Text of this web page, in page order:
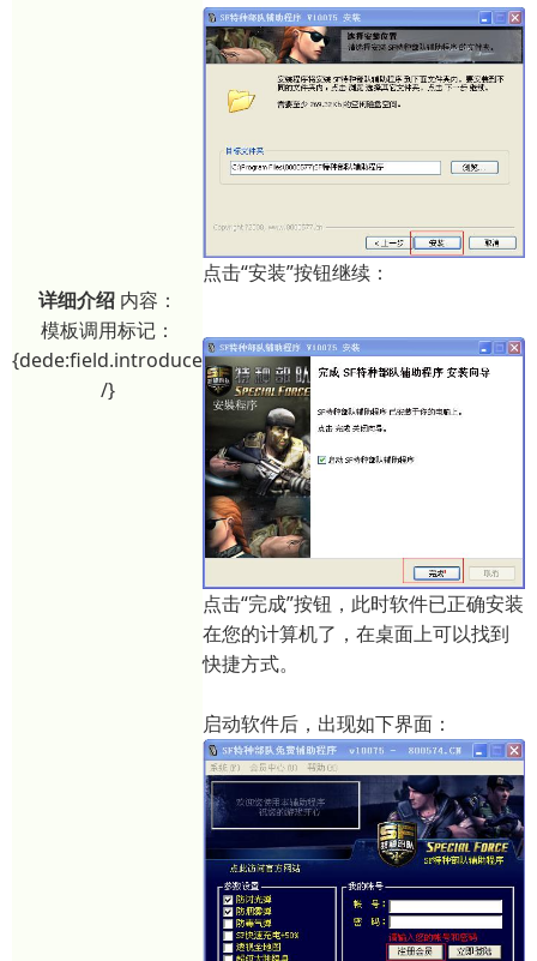
详细介绍内容：
模板调用标记：
{dede:field.introduce
/}
点击“安装”按钮继续：
点击“完成”按钮，此时软件已正确安装
在您的计算机了，在桌面上可以找到
快捷方式。
启动软件后，出现如下界面：